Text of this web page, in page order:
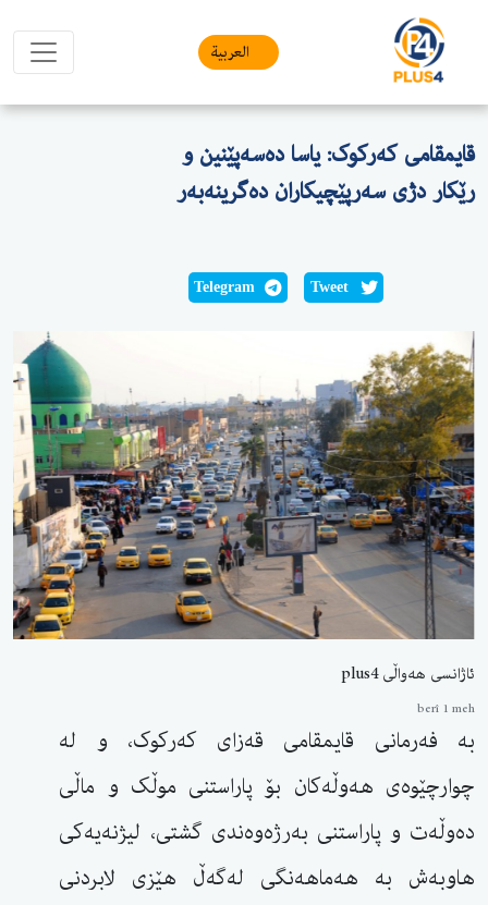
العربیة
قایمقامی کەرکوک: یاسا دەسەپێنین و
رێکار دژی سەرپێچیکاران دەگرینەبەر
Tweet
Telegram
ئاژانسی هەواڵی plus4
berî 1 meh
بە فەرمانی قایمقامی قەزای کەرکوک، و لە
چوارچێوەی هەوڵەکان بۆ پاراستنی موڵک و ماڵی
دەوڵەت و پاراستنی بەرژەوەندی گشتی، لیژنەیەکی
هاوبەش بە هەماهەنگی لەگەڵ هێزی لابردنی